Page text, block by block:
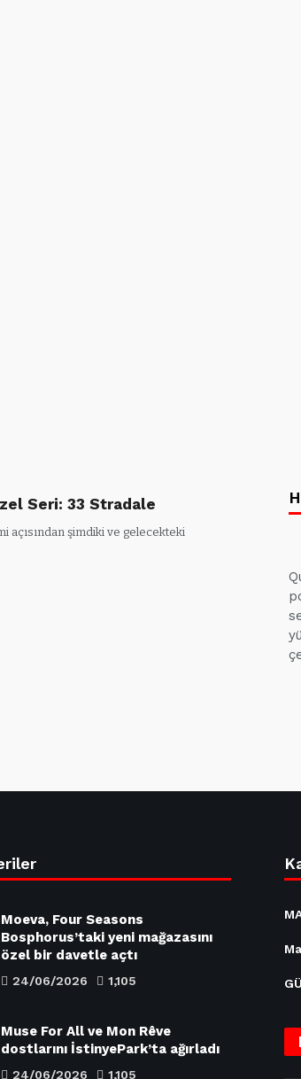
Seri: 33 Stradale
açısından şimdiki ve gelecekteki
Moeva, Four Seasons
Bosphorus’taki yeni mağazasını
özel bir davetle açtı
24/06/2026 1,105
Muse For All ve Mon Rêve
dostlarını İstinyePark’ta ağırladı
24/06/2026 1,105